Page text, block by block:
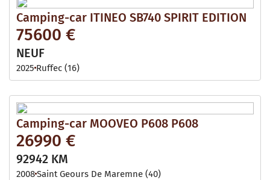
Camping-car ITINEO SB740 SPIRIT EDITION
75600 €
NEUF
2025 Ruffec (16)
Camping-car MOOVEO P608 P608
26990 €
92942 KM
2008Saint Geours De Maremne (40)